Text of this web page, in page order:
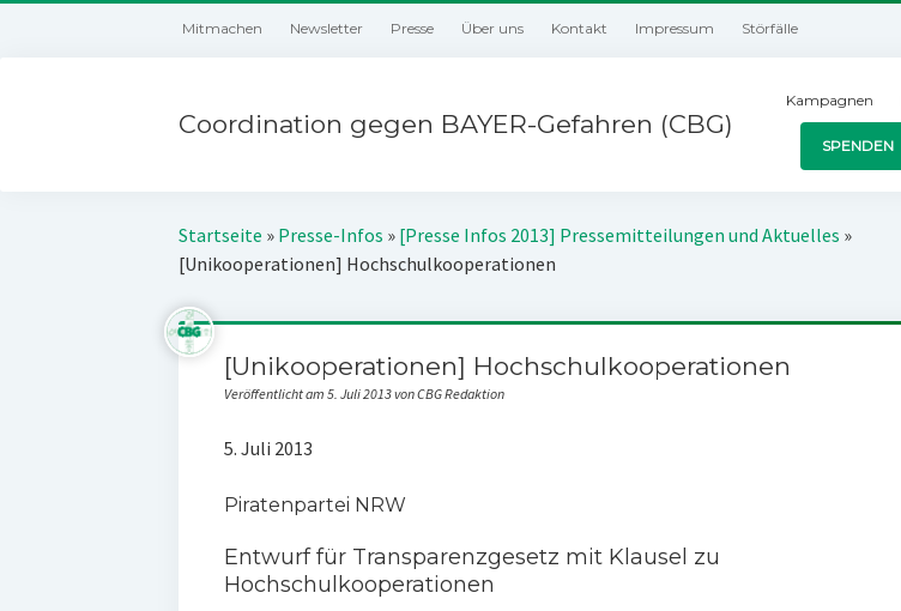
Mitmachen Newsletter Presse Über uns Kontakt Impressum Störfälle
Coordination gegen BAYER-Gefahren (CBG)
Kampagnen
SPENDEN
Startseite » Presse-Infos » [Presse Infos 2013] Pressemitteilungen und Aktuelles »
[Unikooperationen] Hochschulkooperationen
[Unikooperationen] Hochschulkooperationen
Veröffentlicht am 5. Juli 2013 von CBG Redaktion
5. Juli 2013
Piratenpartei NRW
Entwurf für Transparenzgesetz mit Klausel zu
Hochschulkooperationen